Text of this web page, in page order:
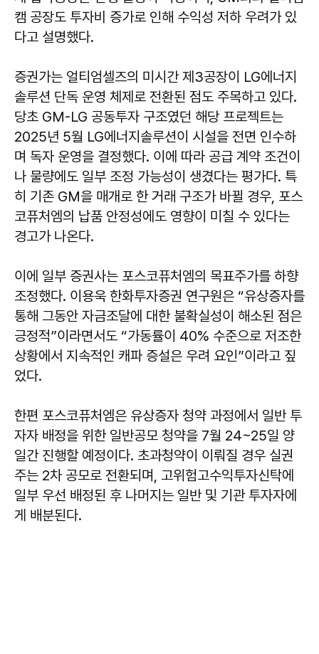
캠 공장도 투자비 증가로 인해 수익성 저하 우려가 있
다고 설명했다.
증권가는 얼티엄셀즈의 미시간 제3공장이 LG에너지
솔루션 단독 운영 체제로 전환된 점도 주목하고 있다.
당초 GM-LG 공동투자 구조였던 해당 프로젝트는
2025년 5월 LG에너지솔루션이 시설을 전면 인수하
며 독자 운영을 결정했다. 이에 따라 공급 계약 조건이
나 물량에도 일부 조정 가능성이 생겼다는 평가다. 특
히 기존 GM을 매개로 한 거래 구조가 바뀔 경우, 포스
코퓨처엠의 납품 안정성에도 영향이 미칠 수 있다는
경고가 나온다.
이에 일부 증권사는 포스코퓨처엠의 목표주가를 하향
조정했다. 이용욱 한화투자증권 연구원은 “유상증자를
통해 그동안 자금조달에 대한 불확실성이 해소된 점은
긍정적”이라면서도 “가동률이 40% 수준으로 저조한
상황에서 지속적인 캐파 증설은 우려 요인”이라고 짚
었다.
한편 포스코퓨처엠은 유상증자 청약 과정에서 일반 투
자자 배정을 위한 일반공모 청약을 7월 24~25일 양
일간 진행할 예정이다. 초과청약이 이뤄질 경우 실권
주는 2차 공모로 전환되며, 고위험고수익투자신탁에
일부 우선 배정된 후 나머지는 일반 및 기관 투자자에
게 배분된다.